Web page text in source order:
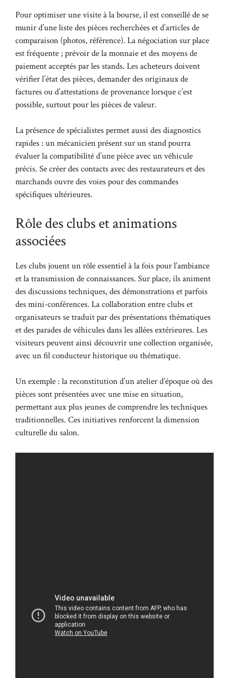
Pour optimiser une visite à la bourse, il est conseillé de se
munir d’une liste des pièces recherchées et d’articles de
comparaison (photos, référence). La négociation sur place
est fréquente ; prévoir de la monnaie et des moyens de
paiement acceptés par les stands. Les acheteurs doivent
vérifier l’état des pièces, demander des originaux de
factures ou d’attestations de provenance lorsque c’est
possible, surtout pour les pièces de valeur.
La présence de spécialistes permet aussi des diagnostics
rapides : un mécanicien présent sur un stand pourra
évaluer la compatibilité d’une pièce avec un véhicule
précis. Se créer des contacts avec des restaurateurs et des
marchands ouvre des voies pour des commandes
spécifiques ultérieures.
Rôle des clubs et animations
associées
Les clubs jouent un rôle essentiel à la fois pour l’ambiance
et la transmission de connaissances. Sur place, ils animent
des discussions techniques, des démonstrations et parfois
des mini-conférences. La collaboration entre clubs et
organisateurs se traduit par des présentations thématiques
et des parades de véhicules dans les allées extérieures. Les
visiteurs peuvent ainsi découvrir une collection organisée,
avec un fil conducteur historique ou thématique.
Un exemple : la reconstitution d’un atelier d’époque où des
pièces sont présentées avec une mise en situation,
permettant aux plus jeunes de comprendre les techniques
traditionnelles. Ces initiatives renforcent la dimension
culturelle du salon.